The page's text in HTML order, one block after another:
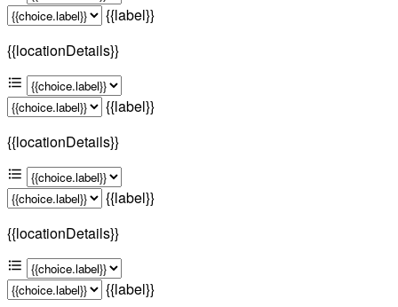
{{label}}
{{locationDetails}}
{{label}}
{{locationDetails}}
{{label}}
{{locationDetails}}
{{label}}